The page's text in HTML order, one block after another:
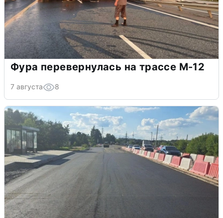
Фура перевернулась на трассе М-12
7 августа 8